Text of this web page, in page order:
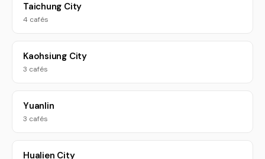
Taichung City
4 cafés
Kaohsiung City
3 cafés
Yuanlin
3 cafés
Hualien City